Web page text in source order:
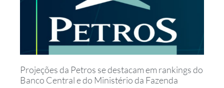
Projeções da Petros se destacam em rankings do
Banco Central e do Ministério da Fazenda